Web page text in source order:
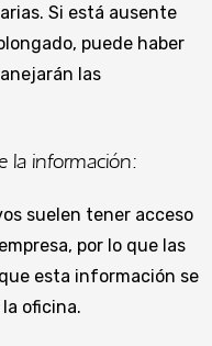
Si está ausente
puede haber
las
la información:
suelen tener acceso
por lo que las
esta información se
oficina.